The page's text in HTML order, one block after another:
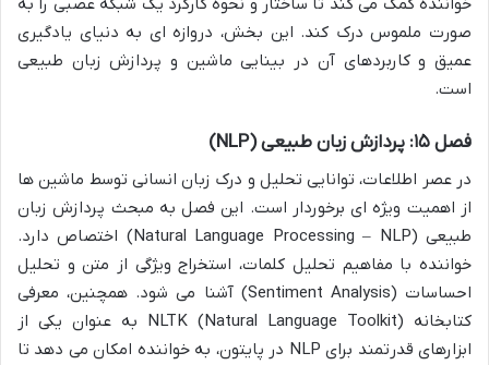
خواننده کمک می کند تا ساختار و نحوه کارکرد یک شبکه عصبی را به
صورت ملموس درک کند. این بخش، دروازه ای به دنیای یادگیری
عمیق و کاربردهای آن در بینایی ماشین و پردازش زبان طبیعی
است.
فصل ۱۵: پردازش زبان طبیعی (NLP)
در عصر اطلاعات، توانایی تحلیل و درک زبان انسانی توسط ماشین ها
از اهمیت ویژه ای برخوردار است. این فصل به مبحث پردازش زبان
طبیعی (Natural Language Processing – NLP) اختصاص دارد.
خواننده با مفاهیم تحلیل کلمات، استخراج ویژگی از متن و تحلیل
احساسات (Sentiment Analysis) آشنا می شود. همچنین، معرفی
کتابخانه NLTK (Natural Language Toolkit) به عنوان یکی از
ابزارهای قدرتمند برای NLP در پایتون، به خواننده امکان می دهد تا